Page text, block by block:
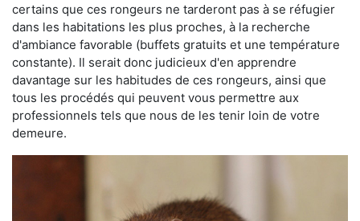
certains que ces rongeurs ne tarderont pas à se réfugier
dans les habitations les plus proches, à la recherche
d'ambiance favorable (buffets gratuits et une température
constante). Il serait donc judicieux d'en apprendre
davantage sur les habitudes de ces rongeurs, ainsi que
tous les procédés qui peuvent vous permettre aux
professionnels tels que nous de les tenir loin de votre
demeure.